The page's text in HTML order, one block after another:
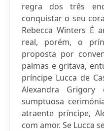
regra dos três
conquistar o seu
Rebecca Winters É
real, porém, o
proposta por
palmas e gritava,
príncipe Lucca de
Alexandra
sumptuosa
atraente príncipe,
com amor. Se Lucca